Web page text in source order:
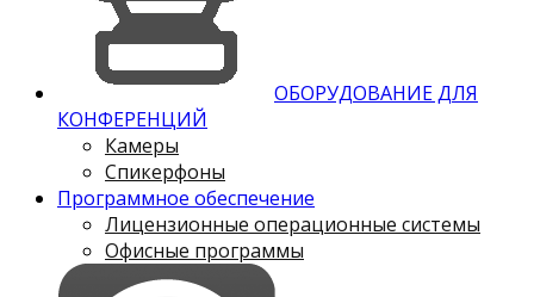
ОБОРУДОВАНИЕ ДЛЯ
КОНФЕРЕНЦИЙ
Камеры
Спикерфоны
Программное обеспечение
Лицензионные операционные системы
Офисные программы